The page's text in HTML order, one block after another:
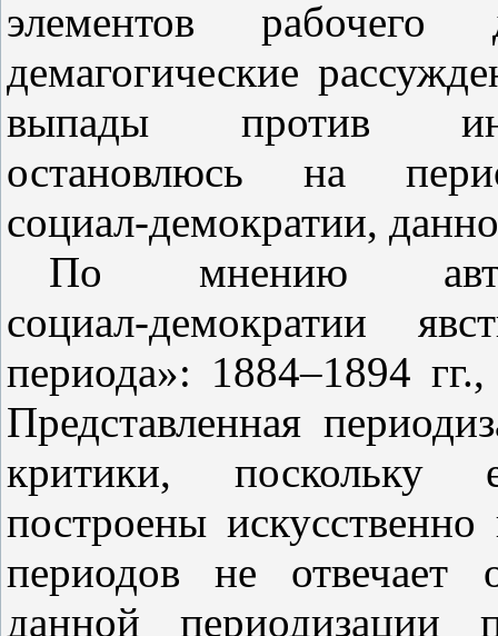
элементов рабочего
демагогические
выпады против
остановлюсь на
социал‑демократии,
По мнению
социал‑демократии
периода»: 1884–1894
Представленная
критики, поскольку
построены
периодов не отвечает
данной периодизации